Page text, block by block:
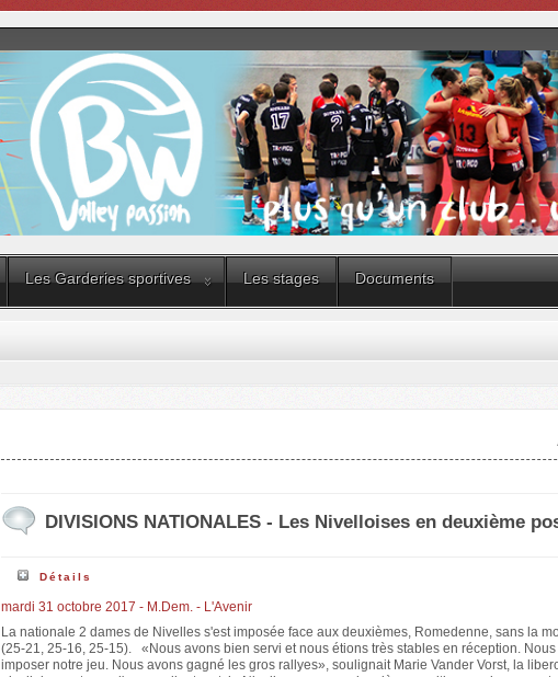
Les Garderies sportives Les stages Documents
DIVISIONS NATIONALES - Les Nivelloises en deuxième
Détails
mardi 31 octobre 2017 - M.Dem. - L'Avenir
La nationale 2 dames de Nivelles s'est imposée face aux deuxièmes, Romedenne, sans la
(25-21, 25-16, 25-15). «Nous avons bien servi et nous étions très stables en réception.
imposer notre jeu. Nous avons gagné les gros rallyes», soulignait Marie Vander Vorst, la